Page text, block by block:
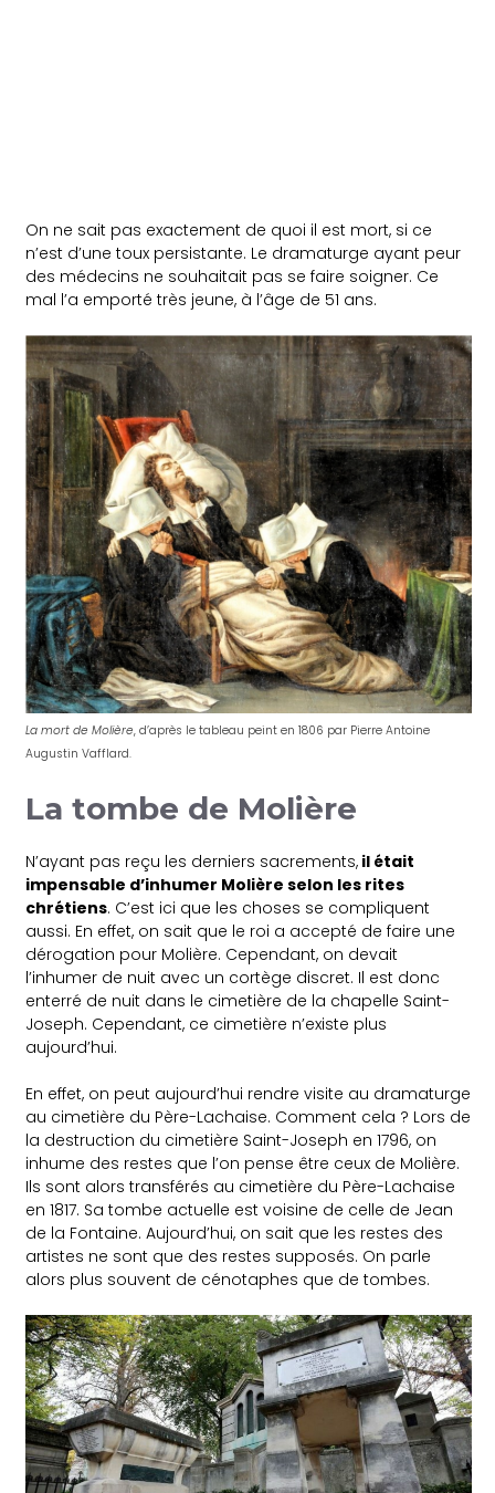
On ne sait pas exactement de quoi il est mort, si ce
n’est d’une toux persistante. Le dramaturge ayant peur
des médecins ne souhaitait pas se faire soigner. Ce
mal l’a emporté très jeune, à l’âge de 51 ans.
La mort de Molière, d’après le tableau peint en 1806 par Pierre Antoine
Augustin Vafflard.
La tombe de Molière
N’ayant pas reçu les derniers sacrements, il était
impensable d’inhumer Molière selon les rites
chrétiens. C’est ici que les choses se compliquent
aussi. En effet, on sait que le roi a accepté de faire une
dérogation pour Molière. Cependant, on devait
l’inhumer de nuit avec un cortège discret. Il est donc
enterré de nuit dans le cimetière de la chapelle Saint-
Joseph. Cependant, ce cimetière n’existe plus
aujourd’hui.
En effet, on peut aujourd’hui rendre visite au dramaturge
au cimetière du Père-Lachaise. Comment cela ? Lors de
la destruction du cimetière Saint-Joseph en 1796, on
inhume des restes que l’on pense être ceux de Molière.
Ils sont alors transférés au cimetière du Père-Lachaise
en 1817. Sa tombe actuelle est voisine de celle de Jean
de la Fontaine. Aujourd’hui, on sait que les restes des
artistes ne sont que des restes supposés. On parle
alors plus souvent de cénotaphes que de tombes.